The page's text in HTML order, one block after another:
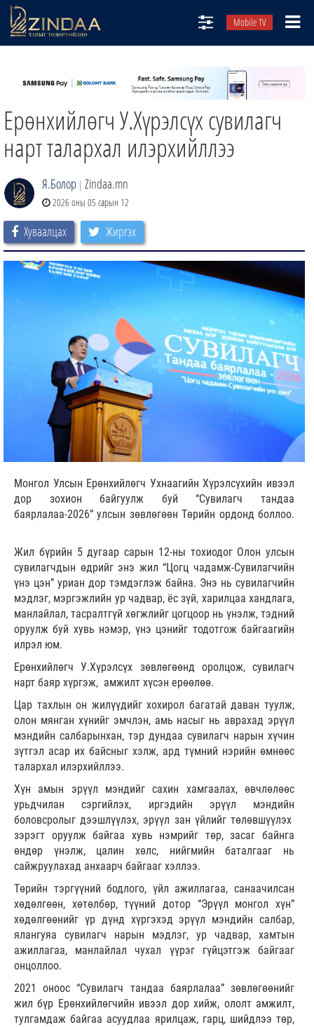
Mobile TV
ТВ8
ӨГЛӨӨНИЙ СОНИН
АУДИО ЗОХИОЛ
ЗИНДАА СЭТГҮҮЛ
Ерөнхийлөгч У.Хүрэлсүх сувилагч
нарт талархал илэрхийллээ
Я.Болор | Zindaa.mn
2026 оны 05 сарын 12
Хуваалцах Жиргэх
Монгол Улсын Ерөнхийлөгч Ухнаагийн Хүрэлсүхийн ивээл
дор зохион байгуулж буй “Сувилагч тандаа
баярлалаа-2026” улсын зөвлөгөөн Төрийн ордонд боллоо.
Жил бүрийн 5 дугаар сарын 12-ны тохиодог Олон улсын
сувилагчдын өдрийг энэ жил “Цогц чадамж-Сувилагчийн
үнэ цэн” уриан дор тэмдэглэж байна. Энэ нь сувилагчийн
мэдлэг, мэргэжлийн ур чадвар, ёс зүй, харилцаа хандлага,
манлайлал, тасралтгүй хөгжлийг цогцоор нь үнэлж, тэдний
оруулж буй хувь нэмэр, үнэ цэнийг тодотгож байгаагийн
илрэл юм.
Ерөнхийлөгч У.Хүрэлсүх зөвлөгөөнд оролцож, сувилагч
нарт баяр хүргэж, амжилт хүсэн ерөөлөө.
Цар тахлын он жилүүдийг хохирол багатай даван туулж,
олон мянган хүнийг эмчлэн, амь насыг нь аврахад эрүүл
мэндийн салбарынхан, тэр дундаа сувилагч нарын хүчин
зүтгэл асар их байсныг хэлж, ард түмний нэрийн өмнөөс
талархал илэрхийллээ.
Хүн амын эрүүл мэндийг сахин хамгаалах, өвчлөлөөс
урьдчилан сэргийлэх, иргэдийн эрүүл мэндийн
боловсролыг дээшлүүлэх, эрүүл зан үйлийг төлөвшүүлэх
зэрэгт оруулж байгаа хувь нэмрийг төр, засаг байнга
өндөр үнэлж, цалин хөлс, нийгмийн баталгааг нь
сайжруулахад анхаарч байгааг хэллээ.
Төрийн тэргүүний бодлого, үйл ажиллагаа, санаачилсан
хөдөлгөөн, хөтөлбөр, түүний дотор “Эрүүл монгол хүн”
хөдөлгөөнийг үр дүнд хүргэхэд эрүүл мэндийн салбар,
ялангуяа сувилагч нарын мэдлэг, ур чадвар, хамтын
ажиллагаа, манлайлал чухал үүрэг гүйцэтгэж байгааг
онцоллоо.
2021 оноос “Сувилагч тандаа баярлалаа” зөвлөгөөнийг
жил бүр Ерөнхийлөгчийн ивээл дор хийж, ололт амжилт,
тулгамдаж байгаа асуудлаа ярилцаж, гарц, шийдлээ төр,